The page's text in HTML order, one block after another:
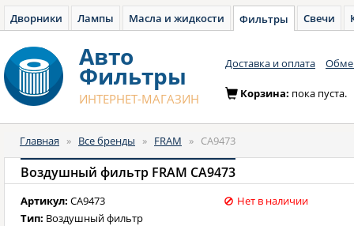
Дворники Лампы Масла и жидкости Фильтры Свечи
Авто
Фильтры
ИНТЕРНЕТ-МАГАЗИН
Доставка и оплата
Корзина: пока пуста.
Главная » Все бренды » FRAM » CA9473
Воздушный фильтр FRAM CA9473
Артикул: CA9473
Тип: Воздушный фильтр
Нет в наличии